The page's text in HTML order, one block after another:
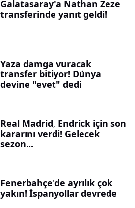
Galatasaray'a Nathan Zeze
transferinde yanıt geldi!
Yaza damga vuracak
transfer bitiyor! Dünya
devine "evet" dedi
Real Madrid, Endrick için son
kararını verdi! Gelecek
sezon...
Fenerbahçe'de ayrılık çok
yakın! İspanyollar devrede